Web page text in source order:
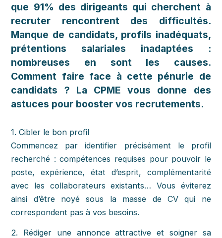
que 91% des dirigeants qui cherchent à
recruter rencontrent des difficultés.
Manque de candidats, profils inadéquats,
prétentions salariales inadaptées :
nombreuses en sont les causes.
Comment faire face à cette pénurie de
candidats ? La CPME vous donne des
astuces pour booster vos recrutements.
1. Cibler le bon profil
Commencez par identifier précisément le profil
recherché : compétences requises pour pouvoir le
poste, expérience, état d’esprit, complémentarité
avec les collaborateurs existants… Vous éviterez
ainsi d’être noyé sous la masse de CV qui ne
correspondent pas à vos besoins.
2. Rédiger une annonce attractive et soigner sa